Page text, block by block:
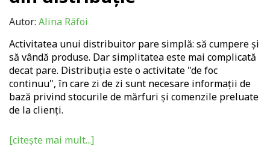
Autor: Alina Răfoi
Activitatea unui distribuitor pare simplă: să cumpere şi
să vândă produse. Dar simplitatea este mai complicată
decat pare. Distribuția este o activitate "de foc
continuu", în care zi de zi sunt necesare informații de
bază privind stocurile de mărfuri și comenzile preluate
de la clienți.
[citește mai mult...]